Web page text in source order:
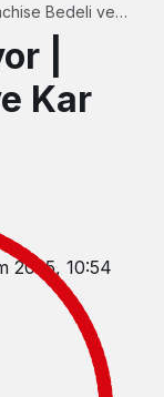
Bedeli ve
|
Kar
2025, 10:54